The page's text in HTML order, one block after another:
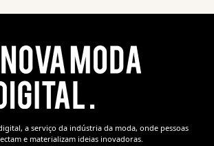
a serviço da indústria da moda, onde pessoas
e materializam ideias inovadoras.